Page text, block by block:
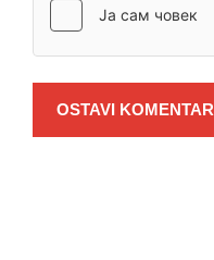
OSTAVI KOMENTAR